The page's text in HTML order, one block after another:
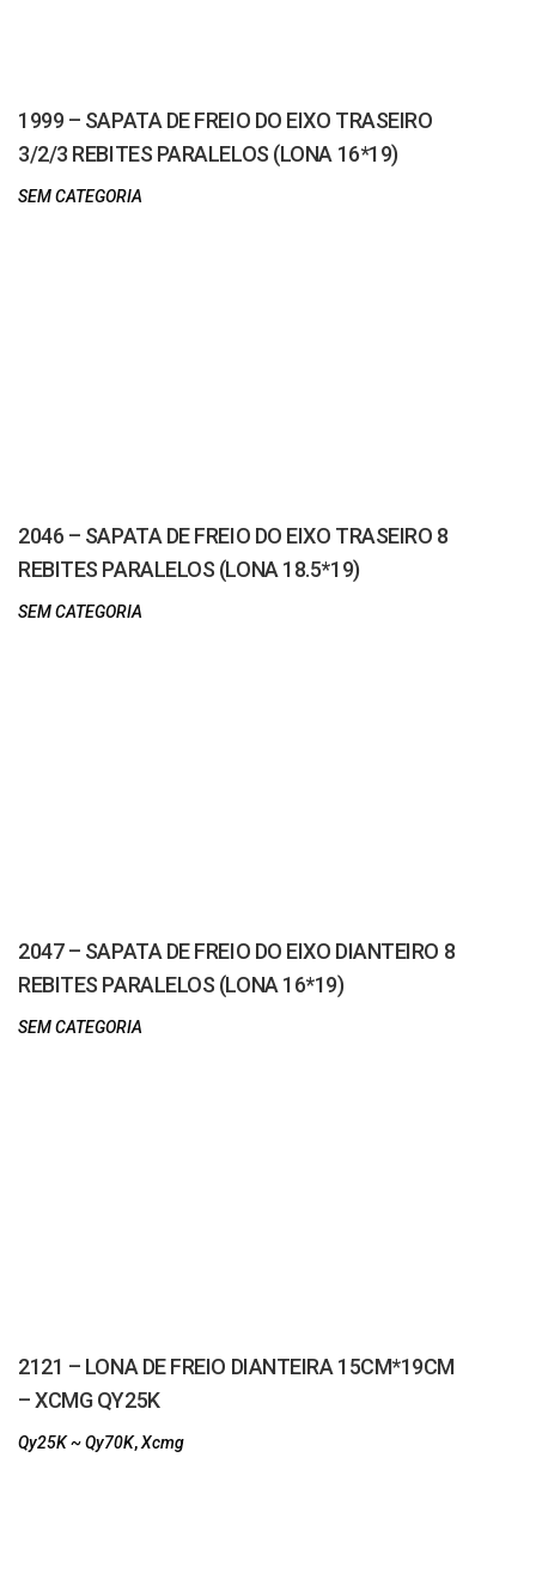
1999 – SAPATA DE FREIO DO EIXO TRASEIRO
3/2/3 REBITES PARALELOS (LONA 16*19)
SEM CATEGORIA
2046 – SAPATA DE FREIO DO EIXO TRASEIRO 8
REBITES PARALELOS (LONA 18.5*19)
SEM CATEGORIA
2047 – SAPATA DE FREIO DO EIXO DIANTEIRO 8
REBITES PARALELOS (LONA 16*19)
SEM CATEGORIA
2121 – LONA DE FREIO DIANTEIRA 15CM*19CM
– XCMG QY25K
Qy25K ~ Qy70K,Xcmg